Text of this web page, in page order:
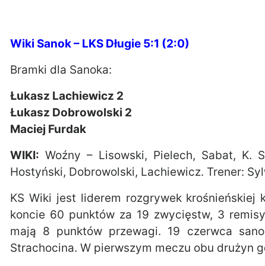
Wiki Sanok – LKS Długie 5:1 (2:0)
Bramki dla Sanoka:
Łukasz Lachiewicz 2
Łukasz Dobrowolski 2
Maciej Furdak
WIKI: Woźny – Lisowski, Pielech, Sabat, K.
Hostyński, Dobrowolski, Lachiewicz. Trener:
KS Wiki jest liderem rozgrywek krośnieńskiej
koncie 60 punktów za 19 zwycięstw, 3
mają 8 punktów przewagi. 19 czerwca
Strachocina. W pierwszym meczu obu drużyn